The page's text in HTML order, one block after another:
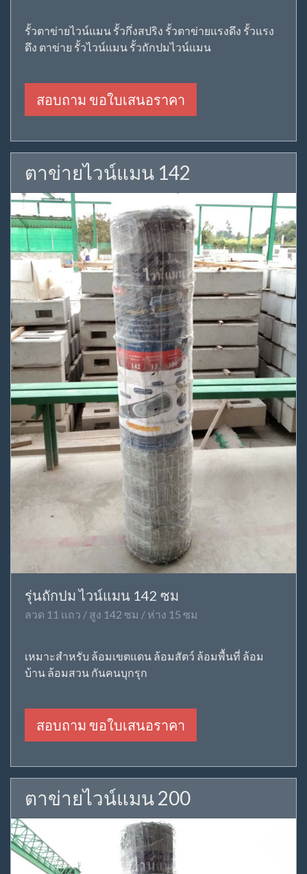
รั้วตาข่ายไวน์แมน รั้วกึ่งสปริง รั้วตาข่ายแรงดึง รั้วแรง
ดึง ตาข่าย รั้วไวน์แมน รั้วถักปมไวน์แมน
สอบถาม ขอใบเสนอราคา
ตาข่ายไวน์แมน 142
รุ่นถักปม ไวน์แมน 142 ซม
ลวด 11 แถว / สูง 142 ซม / ห่าง 15 ซม
เหมาะสำหรับ ล้อมเขตแดน ล้อมสัตว์ ล้อมพื้นที่ ล้อม
บ้าน ล้อมสวน กันคนบุกรุก
สอบถาม ขอใบเสนอราคา
ตาข่ายไวน์แมน 200